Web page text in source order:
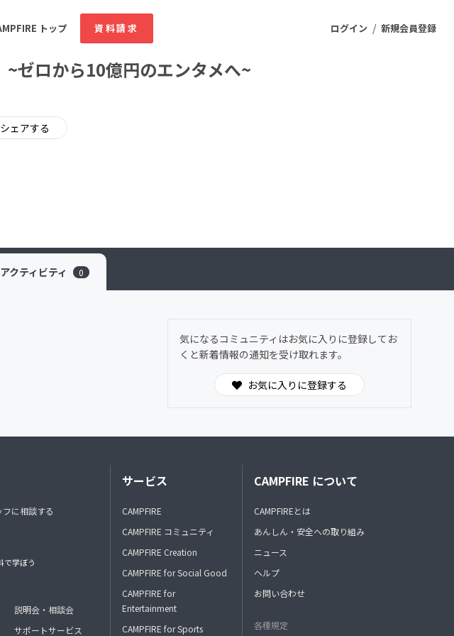
ログイン / 新規会員登録
トップ 資料請求
ニティ
ビューティー・ヘルスケア
~ゼロから10億円のエンタメへ~
シェアする
アクティビティ 0
気になるコミュニティはお気に入りに登録してお
くと新着情報の通知を受け取れます。
お気に入りに登録する
フに相談する
で学ぼう
説明会・相談会
サポートサービス
サービス
CAMPFIRE
CAMPFIRE コミュニティ
CAMPFIRE Creation
CAMPFIRE for Social Good
CAMPFIRE for
Entertainment
CAMPFIRE for Sports
CAMPFIRE について
CAMPFIREとは
あんしん・安全への取り組み
ニュース
ヘルプ
お問い合わせ
各種規定